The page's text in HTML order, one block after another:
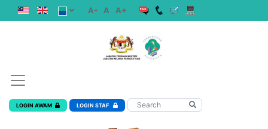
A- A A+
LOGIN AWAM LOGIN STAF